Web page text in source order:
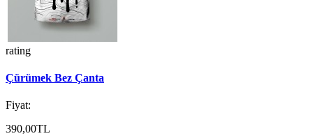
rating
Çürümek Bez Çanta
Fiyat:
390,00TL